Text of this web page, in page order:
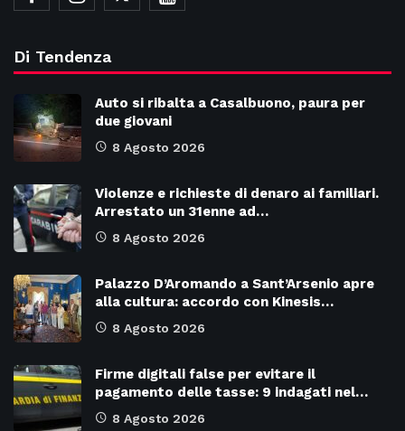
Di Tendenza
Auto si ribalta a Casalbuono, paura per
due giovani
8 Agosto 2026
Violenze e richieste di denaro ai familiari.
Arrestato un 31enne ad…
8 Agosto 2026
Palazzo D’Aromando a Sant’Arsenio apre
alla cultura: accordo con Kinesis…
8 Agosto 2026
Firme digitali false per evitare il
pagamento delle tasse: 9 indagati nel…
8 Agosto 2026